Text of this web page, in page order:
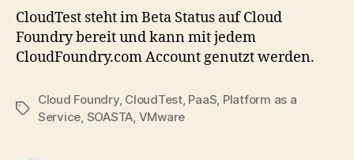
CloudTest steht im Beta Status auf Cloud
Foundry bereit und kann mit jedem
CloudFoundry.com Account genutzt werden.
Tags
Cloud Foundry, CloudTest, PaaS Platform as a
Service SOASTA VMware